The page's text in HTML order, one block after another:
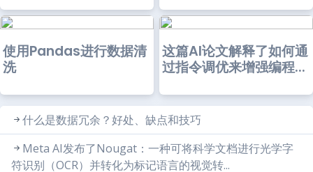
使用Pandas进行数据清
洗
这篇AI论文解释了如何通
过指令调优来增强编程...
什么是数据冗余？好处、缺点和技巧
Meta AI发布了Nougat：一种可将科学文档进行光学字
符识别（OCR）并转化为标记语言的视觉转...